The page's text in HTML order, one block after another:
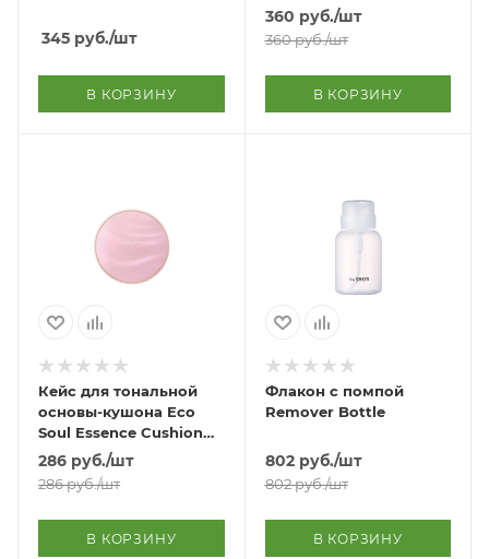
One Step Standard Pad
345 руб./шт
В КОРЗИНУ
360 руб./шт
360руб./шт
В КОРЗИНУ
Кейс для тональной
основы-кушона Eco
Soul Essence Cushion
Case
286 руб./шт
286руб./шт
В КОРЗИНУ
Флакон с помпой
Remover Bottle
802руб./шт
802руб./шт
В КОРЗИНУ